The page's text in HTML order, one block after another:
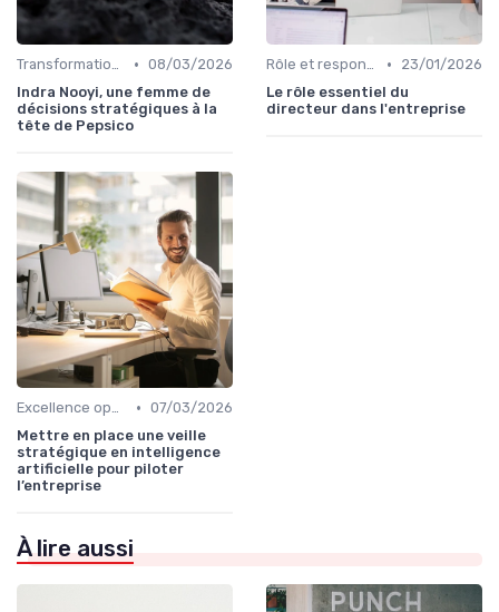
Transformation digitale de l’entreprise • 08/03/2026
Indra Nooyi, une femme de
décisions stratégiques à la
tête de Pepsico
Rôle et responsabilités du CEO •
23/01/2026
Le rôle essentiel du
directeur dans l'entreprise
Excellence opérationnelle • 07/03/2026
Mettre en place une veille
stratégique en intelligence
artificielle pour piloter
l’entreprise
À lire aussi